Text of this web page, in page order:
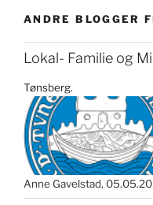
ANDRE BLOGGER
Lokal- Familie og
Tønsberg.
Anne Gavelstad